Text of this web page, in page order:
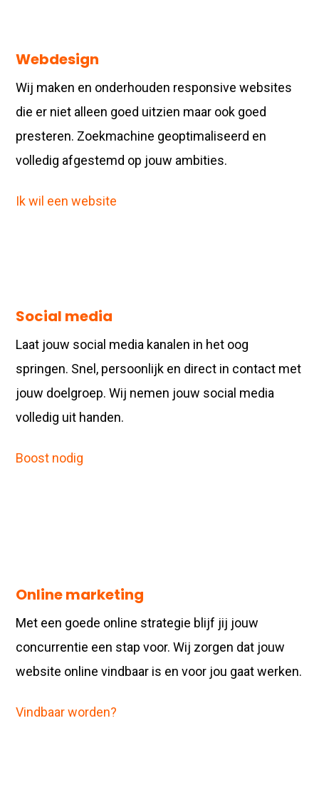
Webdesign
Wij maken en onderhouden responsive websites
die er niet alleen goed uitzien maar ook goed
presteren. Zoekmachine geoptimaliseerd en
volledig afgestemd op jouw ambities.
Ik wil een website
Social media
Laat jouw social media kanalen in het oog
springen. Snel, persoonlijk en direct in contact met
jouw doelgroep. Wij nemen jouw social media
volledig uit handen.
Boost nodig
Online marketing
Met een goede online strategie blijf jij jouw
concurrentie een stap voor. Wij zorgen dat jouw
website online vindbaar is en voor jou gaat werken.
Vindbaar worden?